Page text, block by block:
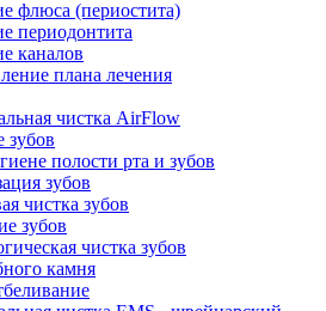
флюса (периостита)
периодонтита
каналов
плана лечения
чистка AirFlow
зубов
полости рта и зубов
зубов
чистка зубов
зубов
чистка зубов
камня